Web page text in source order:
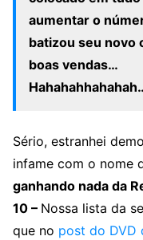
aumentar o
batizou seu novo
boas vendas…
Sério, estranhei
infame com o nome
ganhando nada da
10 – Nossa lista da
que no post do DVD